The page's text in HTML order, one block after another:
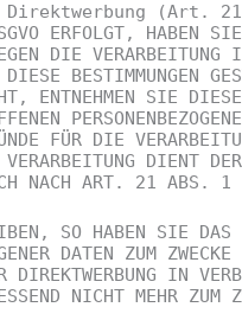
(Art. 21
ERFOLGT, HABEN
DIE VERARBEITUNG
BESTIMMUNGEN
ENTNEHMEN SIE
FÜR DIE
DIENT DER
NACH ART. 21 ABS. 1
SO HABEN SIE DAS
DATEN ZUM ZWECKE
IN
NICHT MEHR ZUM